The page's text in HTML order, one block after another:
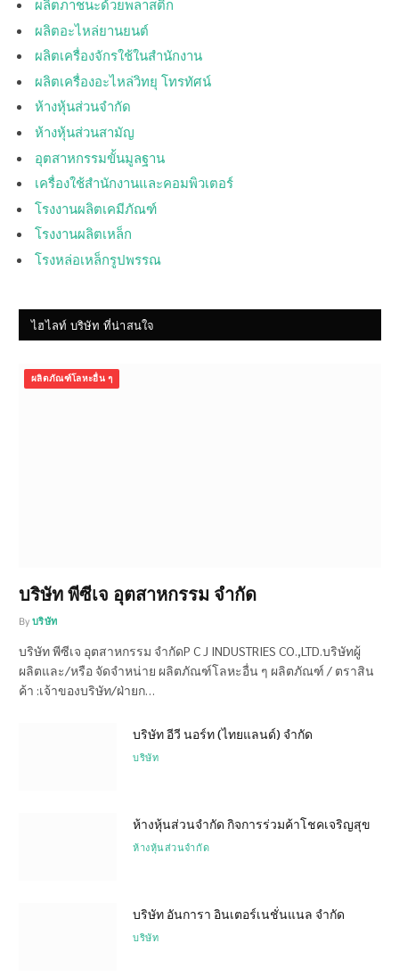
ผลิตภาชนะด้วยพลาสติก
ผลิตอะไหล่ยานยนต์
ผลิตเครื่องจักรใช้ในสำนักงาน
ผลิตเครื่องอะไหล่วิทยุ โทรทัศน์
ห้างหุ้นส่วนจำกัด
ห้างหุ้นส่วนสามัญ
อุตสาหกรรมขั้นมูลฐาน
เครื่องใช้สำนักงานและคอมพิวเตอร์
โรงงานผลิตเคมีภัณฑ์
โรงงานผลิตเหล็ก
โรงหล่อเหล็กรูปพรรณ
ไฮไลท์ บริษัท ที่น่าสนใจ
ผลิตภัณฑ์โลหะอื่น ๆ
บริษัท พีซีเจ อุตสาหกรรม จำกัด
By บริษัท
บริษัท พีซีเจ อุตสาหกรรม จำกัดP C J INDUSTRIES CO.,LTD.บริษัทผู้
ผลิตและ/หรือ จัดจำหน่าย ผลิตภัณฑ์โลหะอื่น ๆ ผลิตภัณฑ์ / ตราสิน
ค้า :เจ้าของบริษัท/ฝ่ายก…
บริษัท อีวี นอร์ท (ไทยแลนด์) จำกัด
บริษัท
ห้างหุ้นส่วนจำกัด กิจการร่วมค้าโชคเจริญสุข
ห้างหุ้นส่วนจำกัด
บริษัท อันการา อินเตอร์เนชั่นแนล จำกัด
บริษัท